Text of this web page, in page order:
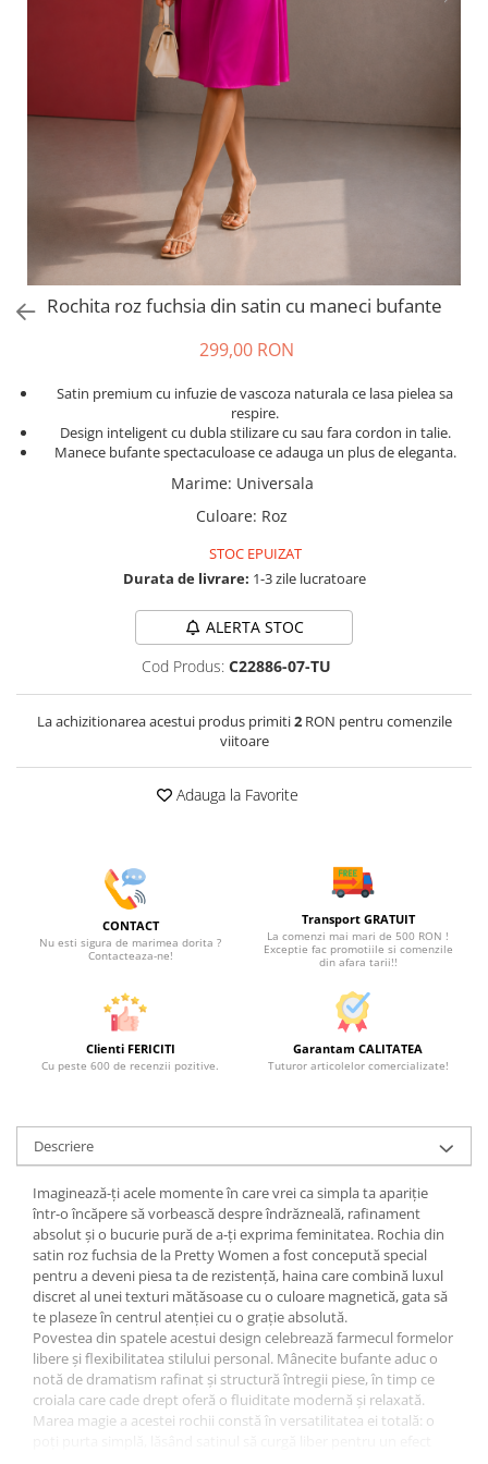
Tricouri si topuri
Rochii de eveniment
Rochita roz fuchsia din satin cu maneci bufante
299,00 RON
Satin premium cu infuzie de vascoza naturala ce lasa pielea sa
respire.
Design inteligent cu dubla stilizare cu sau fara cordon in talie.
Manece bufante spectaculoase ce adauga un plus de eleganta.
Marime: Universala
Culoare: Roz
STOC EPUIZAT
Durata de livrare: 1-3 zile lucratoare
ALERTA STOC
Cod Produs: C22886-07-TU
La achizitionarea acestui produs primiti2RON pentru comenzile
viitoare
Adauga la Favorite
CONTACT
Nu esti sigura de marimea dorita ?
Contacteaza-ne!
Transport GRATUIT
La comenzi mai mari de 500 RON !
Exceptie fac promotiile si comenzile
din afara tarii!!
Clienti FERICITI
Cu peste 600 de recenzii pozitive.
Garantam CALITATEA
Tuturor articolelor comercializate!
Descriere
Imaginează-ți acele momente în care vrei ca simpla ta apariție
într-o încăpere să vorbească despre îndrăzneală, rafinament
absolut și o bucurie pură de a-ți exprima feminitatea. Rochia din
satin roz fuchsia de la Pretty Women a fost concepută special
pentru a deveni piesa ta de rezistență, haina care combină luxul
discret al unei texturi mătăsoase cu o culoare magnetică, gata să
te plaseze în centrul atenției cu o grație absolută.
Povestea din spatele acestui design celebrează farmecul formelor
libere și flexibilitatea stilului personal. Mânecite bufante aduc o
notă de dramatism rafinat și structură întregii piese, în timp ce
croiala care cade drept oferă o fluiditate modernă și relaxată.
Marea magie a acestei rochii constă în versatilitatea ei totală: o